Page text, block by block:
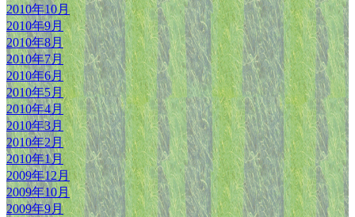
2010年10月
2010年9月
2010年8月
2010年7月
2010年6月
2010年5月
2010年4月
2010年3月
2010年2月
2010年1月
2009年12月
2009年10月
2009年9月